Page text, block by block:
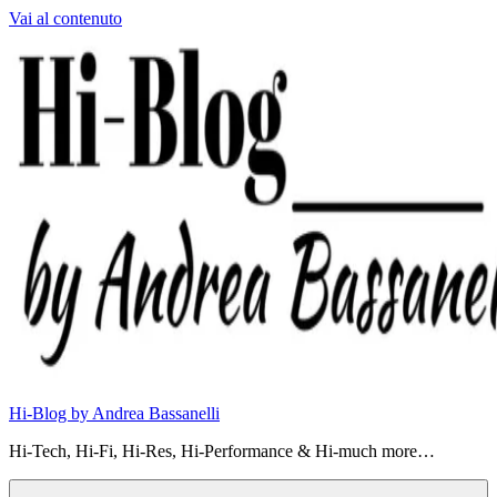
Vai al contenuto
Hi-Blog by Andrea Bassanelli
Hi-Tech, Hi-Fi, Hi-Res, Hi-Performance & Hi-much more…